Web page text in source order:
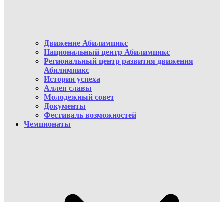
Движение Абилимпикс
Национальный центр Абилимпикс
Региональный центр развития движения
Абилимпикс
Истории успеха
Аллея славы
Молодежный совет
Документы
Фестиваль возможностей
Чемпионаты